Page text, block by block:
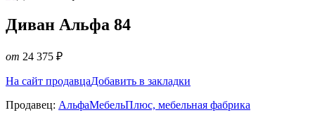
Диван Альфа 84
от 24 375 ₽
На сайт продавцаДобавить в закладки
Продавец: АльфаМебельПлюс, мебельная фабрика